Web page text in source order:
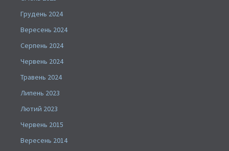
Грудень 2024
Вересень 2024
Серпень 2024
Червень 2024
Травень 2024
Липень 2023
Лютий 2023
Червень 2015
Вересень 2014